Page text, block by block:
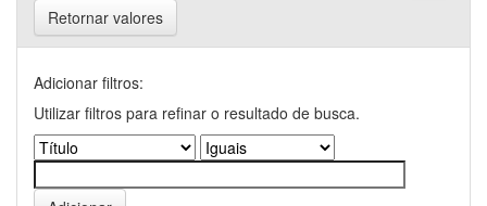
Retornar valores
Adicionar filtros:
Utilizar filtros para refinar o resultado de busca.